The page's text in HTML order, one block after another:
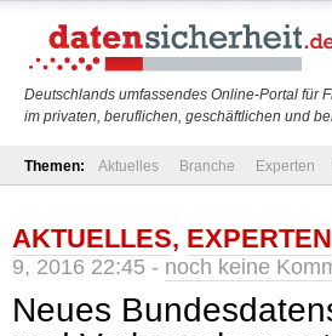
Deutschlands umfassendes Online-Portal für
im privaten, beruflichen, geschäftlichen und
Themen: Aktuelles Branche Experten
AKTUELLES, EXPERTEN
9, 2016 22:45 - noch keine
Neues